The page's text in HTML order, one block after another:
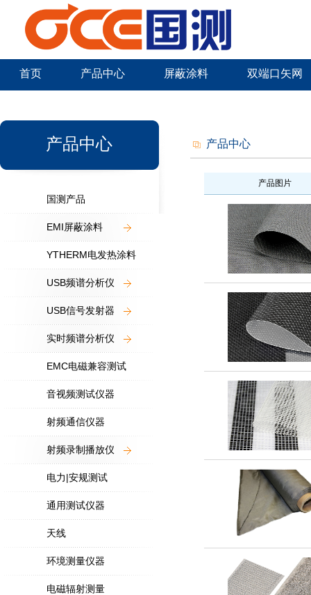
首页 产品中心 屏蔽涂料 双端口矢网
产品中心
国测产品
EMI屏蔽涂料
YTHERM电发热涂料
USB频谱分析仪
USB信号发射器
实时频谱分析仪
EMC电磁兼容测试
音视频测试仪器
射频通信仪器
射频录制播放仪
电力|安规测试
通用测试仪器
天线
环境测量仪器
电磁辐射测量
产品中心
产品图片